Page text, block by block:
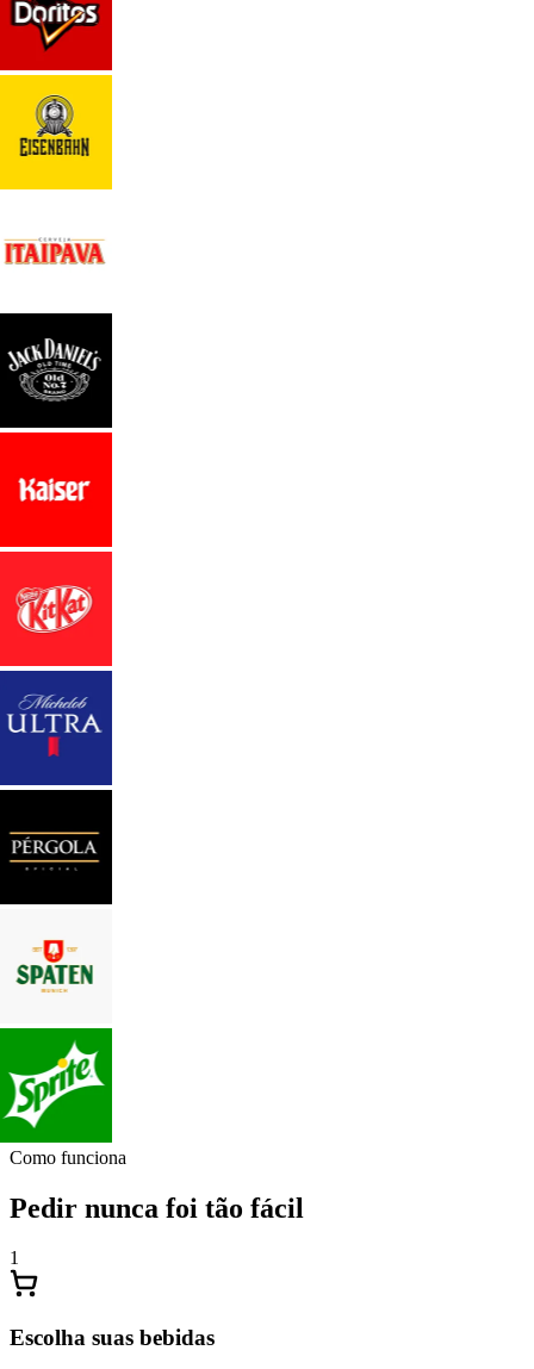
Como funciona
Pedir nunca foi tão fácil
1
Escolha suas bebidas